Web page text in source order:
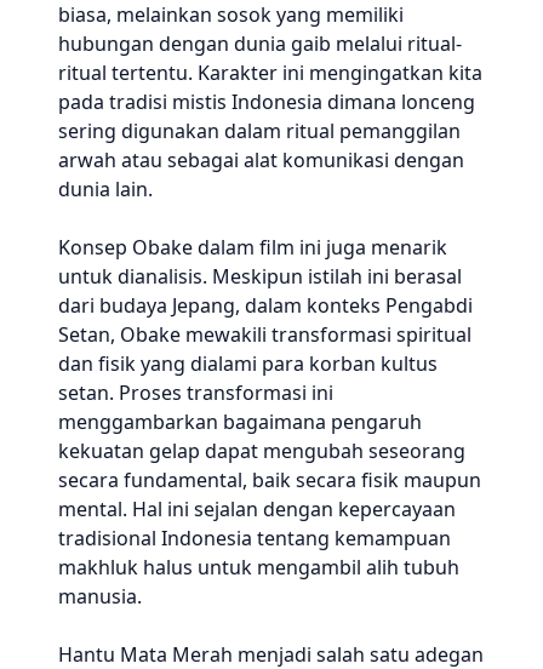
biasa, melainkan sosok yang memiliki
hubungan dengan dunia gaib melalui ritual-
ritual tertentu. Karakter ini mengingatkan kita
pada tradisi mistis Indonesia dimana lonceng
sering digunakan dalam ritual pemanggilan
arwah atau sebagai alat komunikasi dengan
dunia lain.
Konsep Obake dalam film ini juga menarik
untuk dianalisis. Meskipun istilah ini berasal
dari budaya Jepang, dalam konteks Pengabdi
Setan, Obake mewakili transformasi spiritual
dan fisik yang dialami para korban kultus
setan. Proses transformasi ini
menggambarkan bagaimana pengaruh
kekuatan gelap dapat mengubah seseorang
secara fundamental, baik secara fisik maupun
mental. Hal ini sejalan dengan kepercayaan
tradisional Indonesia tentang kemampuan
makhluk halus untuk mengambil alih tubuh
manusia.
Hantu Mata Merah menjadi salah satu adegan